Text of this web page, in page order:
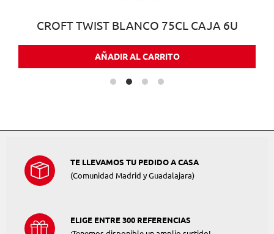
CROFT TWIST BLANCO 75CL CAJA 6U
AÑADIR AL CARRITO
TE LLEVAMOS TU PEDIDO A CASA
(Comunidad Madrid y Guadalajara)
ELIGE ENTRE 300 REFERENCIAS